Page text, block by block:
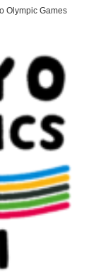
Olympic Games